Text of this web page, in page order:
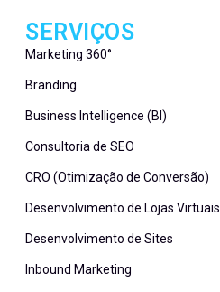
SERVIÇOS
Marketing 360°
Branding
Business Intelligence (BI)
Consultoria de SEO
CRO (Otimização de Conversão)
Desenvolvimento de Lojas Virtuais
Desenvolvimento de Sites
Inbound Marketing